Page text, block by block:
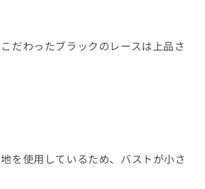
だわったブラックのレースは上品さ
を使用しているため、バストが小さ